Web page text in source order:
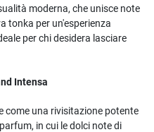
moderna, che unisce note
tonka per un'esperienza
per chi desidera lasciare
Intensa
come una rivisitazione potente
in cui le dolci note di